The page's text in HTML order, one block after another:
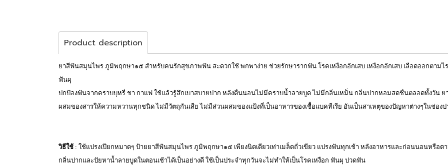
Product description
ยาสีฟันสมุนไพร ภูมิพฤกษา๑๕ สำหรับคนรักสุขภาพฟัน สะดวกใช้ พกพาง่าย ช่วยรักษารากฟัน โรคเหงือกอักเสบ เหงือกอักเสบ เลือดออกตาม
ฟันผุ
ปกป้องฟันจากคราบบุหรี่ ชา กาแฟ ใช้แล้วรู้สึกเบาสบายปาก หลังตื่นนอนไม่มีคราบน้ำลายบูด ไม่มีกลิ่นเหม็น กลิ่นปากหอมสดชื่นตลอดทั้งวัน
ผสมของสารให้ความหวานทุกชนิด ไม่มีวัตถุกันเสีย ไม่มีส่วนผสมของแป้งที่เป็นอาหารของเชื้อแบคทีเรีย อันเป็นสาเหตุของปัญหาต่างๆในช่องป
วิธีใช้ : ใช้แปรงเปียกหมาดๆ ป้ายยาสีฟันสมุนไพร ภูมิพฤกษา๑๕ เพียงนิดเดียวเท่าเมล็ดถั่วเขียว แปรงฟันทุกเช้า หลังอาหารและก่อนนอนหรื
กลิ่นปากและปัยหาน้ำลายบูดในตอนเช้าได้เป็นอย่างดี ใช้เป็นประจำทุกวันจะไม่ทำให้เป็นโรคเหงือก ฟันผุ ปวดฟัน